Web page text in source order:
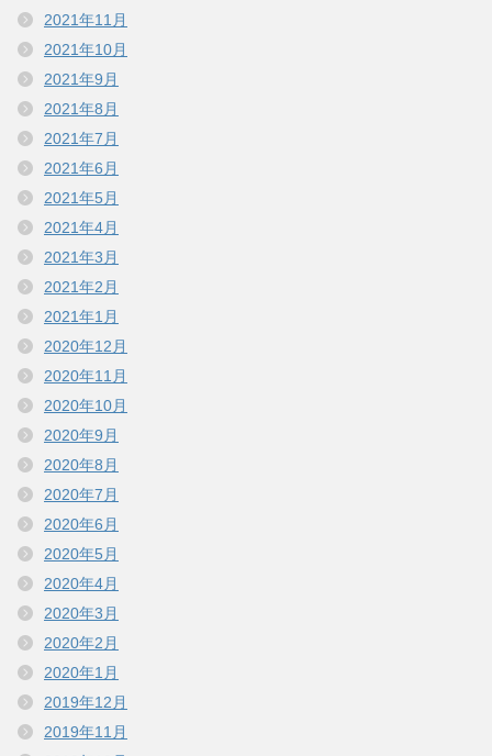
2021年11月
2021年10月
2021年9月
2021年8月
2021年7月
2021年6月
2021年5月
2021年4月
2021年3月
2021年2月
2021年1月
2020年12月
2020年11月
2020年10月
2020年9月
2020年8月
2020年7月
2020年6月
2020年5月
2020年4月
2020年3月
2020年2月
2020年1月
2019年12月
2019年11月